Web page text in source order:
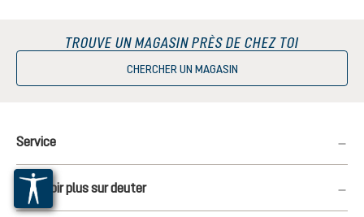
TROUVE UN MAGASIN PRÈS DE CHEZ TOI
CHERCHER UN MAGASIN
Service
En savoir plus sur deuter